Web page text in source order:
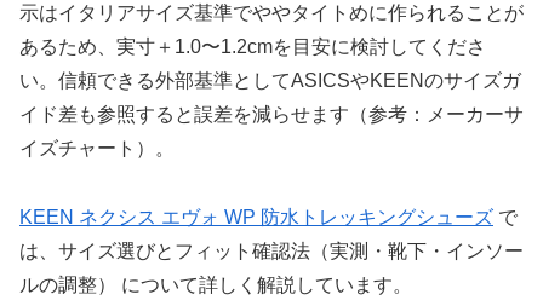
示はイタリアサイズ基準でややタイトめに作られることが
あるため、実寸＋1.0〜1.2cmを目安に検討してくださ
い。信頼できる外部基準としてASICSやKEENのサイズガ
イド差も参照すると誤差を減らせます（参考：メーカーサ
イズチャート）。
KEEN ネクシス エヴォ WP 防水トレッキングシューズ で
は、サイズ選びとフィット確認法（実測・靴下・インソー
ルの調整） について詳しく解説しています。